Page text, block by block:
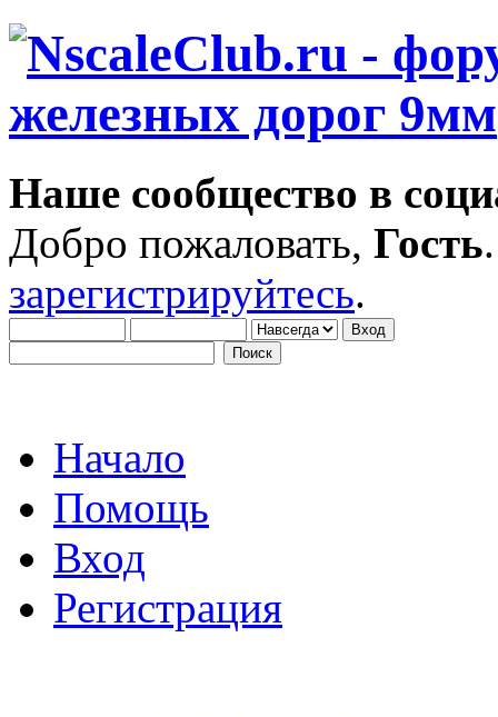
Наше сообщество в
Добро пожаловать, Гость
зарегистрируйтесь.
Начало
Помощь
Вход
Регистрация